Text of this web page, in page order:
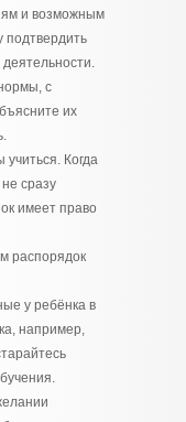
и возможным
подтвердить
с
их
Когда
сразу
имеет право
распорядок
у ребёнка в
например,